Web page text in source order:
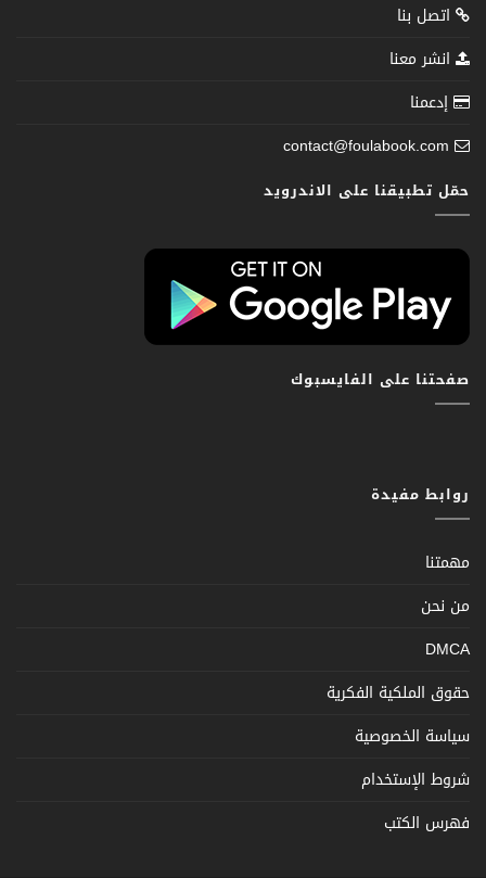
اتصل بنا
انشر معنا
إدعمنا
contact@foulabook.com
حمّل تطبيقنا على الاندرويد
صفحتنا على الفايسبوك
روابط مفيدة
مهمتنا
من نحن
DMCA
حقوق الملكية الفكرية
سياسة الخصوصية
شروط الإستخدام
فهرس الكتب